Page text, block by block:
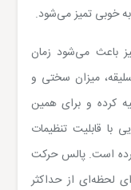
خوبی تمیز می‌شود.
باعث می‌شود زمان
میزان سختی و
کرده و برای همین
با قابلیت تنظیمات
کرده است. پالس حرکت
لحظه‌‌ای از حداکثر